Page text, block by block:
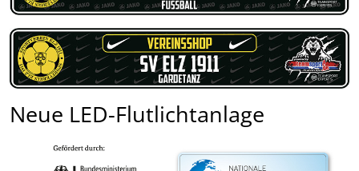
Neue LED-Flutlichtanlage